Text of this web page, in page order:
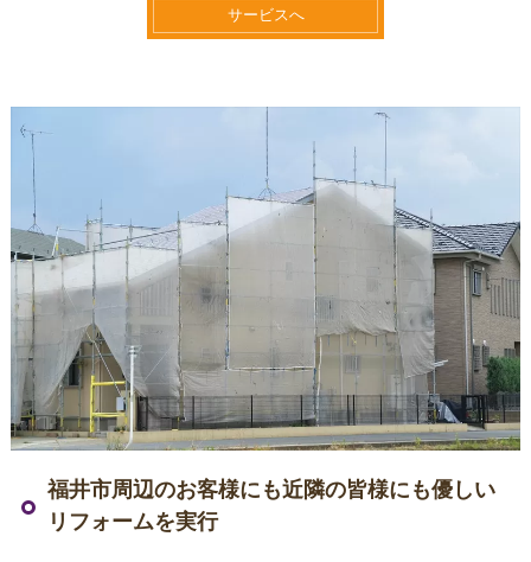
サービスへ
福井市周辺のお客様にも近隣の皆様にも優しい
リフォームを実行